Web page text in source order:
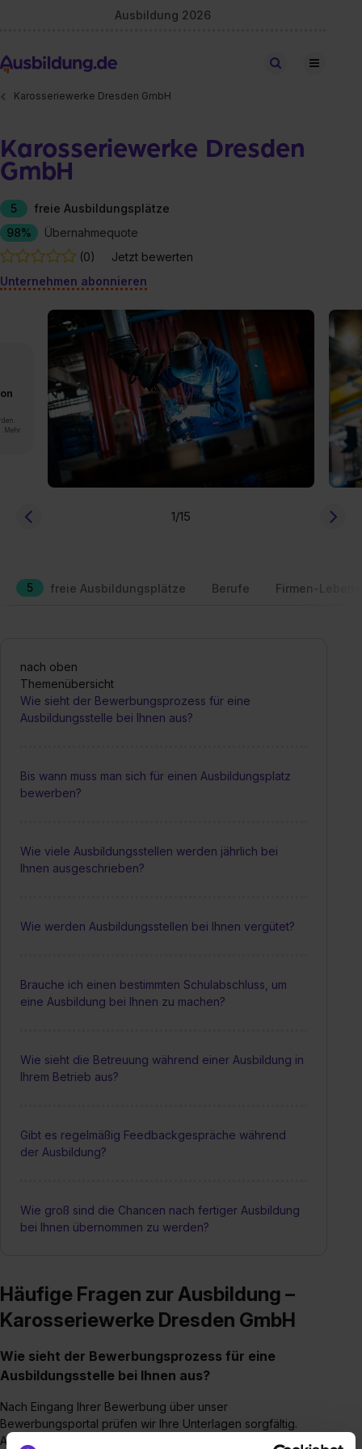
Ausbildung 2026
Stellen finden
Karosseriewerke Dresden GmbH
Karosseriewerke Dresden
GmbH
5
freie Ausbildungsplätze
98%
Übernahmequote
(0)
Jetzt bewerten
Unternehmen abonnieren
Mehr
1/15
5 freie Ausbildungsplätze Berufe Firmen-
nach oben
Themenübersicht
Wie sieht der Bewerbungsprozess für eine
Ausbildungsstelle bei Ihnen aus?
Bis wann muss man sich für einen Ausbildungsplatz
bewerben?
Wie viele Ausbildungsstellen werden jährlich bei
Ihnen ausgeschrieben?
Wie werden Ausbildungsstellen bei Ihnen vergütet?
Brauche ich einen bestimmten Schulabschluss, um
eine Ausbildung bei Ihnen zu machen?
Wie sieht die Betreuung während einer Ausbildung in
Ihrem Betrieb aus?
Gibt es regelmäßig Feedbackgespräche während
der Ausbildung?
Wie groß sind die Chancen nach fertiger Ausbildung
bei Ihnen übernommen zu werden?
Häufige Fragen zur Ausbildung –
Karosseriewerke Dresden GmbH
Wie sieht der Bewerbungsprozess für eine
Ausbildungsstelle bei Ihnen aus?
Nach Eingang Ihrer Bewerbung über unser
Bewerbungsportal prüfen wir Ihre Unterlagen sorgfältig.
Anschließend laden wir Sie in der Regel zu einem